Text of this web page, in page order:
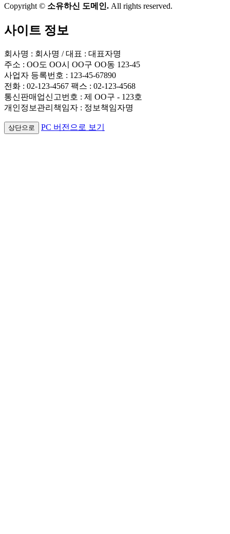
Copyright © 소유하신 도메인. All rights reserved.
사이트 정보
회사명 : 회사명 / 대표 : 대표자명
주소 : OO도 OO시 OO구 OO동 123-45
사업자 등록번호 : 123-45-67890
전화 : 02-123-4567 팩스 : 02-123-4568
통신판매업신고번호 : 제 OO구 - 123호
개인정보관리책임자 : 정보책임자명
상단으로 PC 버전으로 보기